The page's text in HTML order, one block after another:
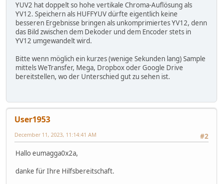
YUV2 hat doppelt so hohe vertikale Chroma-Auflösung als
YV12. Speichern als HUFFYUV dürfte eigentlich keine
besseren Ergebnisse bringen als unkomprimiertes YV12, denn
das Bild zwischen dem Dekoder und dem Encoder stets in
YV12 umgewandelt wird.
Bitte wenn möglich ein kurzes (wenige Sekunden lang) Sample
mittels WeTransfer, Mega, Dropbox oder Google Drive
bereitstellen, wo der Unterschied gut zu sehen ist.
User1953
#2
December 11, 2023, 11:14:41 AM
Hallo eumagga0x2a,
danke für Ihre Hilfsbereitschaft.